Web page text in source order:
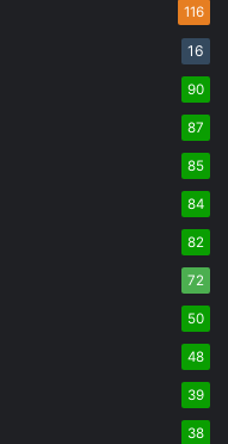
116
16
90
87
85
84
82
72
50
48
39
38